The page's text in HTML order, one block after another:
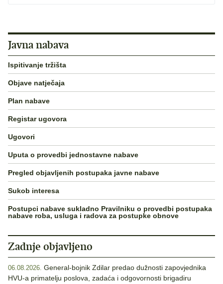
Javna nabava
Ispitivanje tržišta
Objave natječaja
Plan nabave
Registar ugovora
Ugovori
Uputa o provedbi jednostavne nabave
Pregled objavljenih postupaka javne nabave
Sukob interesa
Postupci nabave sukladno Pravilniku o provedbi postupaka
nabave roba, usluga i radova za postupke obnove
Zadnje objavljeno
06.08.2026. General-bojnik Zdilar predao dužnosti zapovjednika
HVU-a primatelju poslova, zadaća i odgovornosti brigadiru